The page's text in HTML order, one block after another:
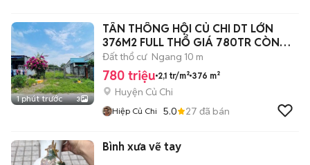
1 phút trước 3
TÂN THÔNG HỘI CỦ CHI DT LỚN
376M2 FULL THỔ GIÁ 780TR CÒN
BỚT LỘC
Đất thổ cư Ngang 10 m
780 triệu 2,1 tr/m² 376 m²
Huyện Củ Chi
Hiệp Củ Chi 5.0 27 đã bán
Bình xưa vẽ tay